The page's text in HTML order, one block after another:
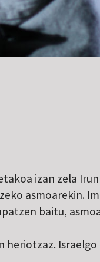
izan zela
asmoarekin.
baitu,
heriotzaz.